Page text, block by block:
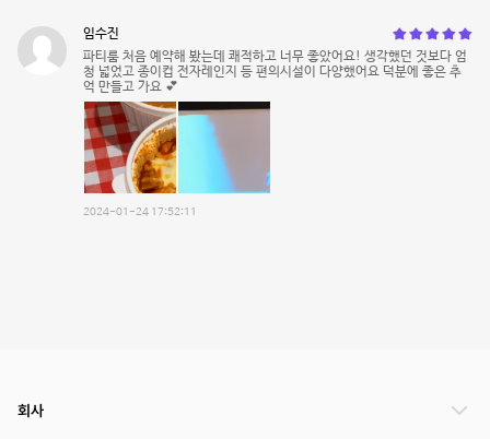
임수진
파티룸 처음 예약해 봤는데 쾌적하고 너무 좋았어요! 생각했던 것보다 엄
청 넓었고 종이컵 전자레인지 등 편의시설이 다양했어요 덕분에 좋은 추
억 만들고 가요 💕
2024-01-24 17:52:11
회사